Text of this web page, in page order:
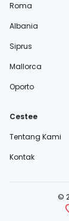
Roma
Albania
Siprus
Mallorca
Oporto
Cestee
Tentang Kami
Kontak
©